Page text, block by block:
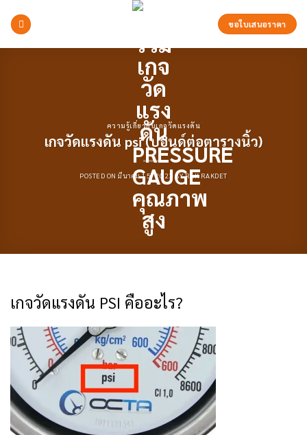
content
ขอใบเสนอราคา
ความรู้เกี่ยวกับเกจวัดแรงดัน
เกจวัดแรงดัน psi (ปอนด์ต่อตารางนิ้ว)
POSTED ONมีนาคม 15, 2023 BYRAK RAKDET
เกจวัดแรงดัน PSI คืออะไร?